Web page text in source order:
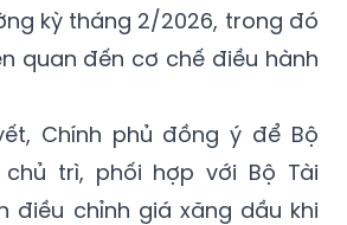
kỳ tháng 2/2026, trong đó
quan đến cơ chế điều hành
Chính phủ đồng ý để Bộ
chủ trì, phối hợp với Bộ Tài
điều chỉnh giá xăng dầu khi